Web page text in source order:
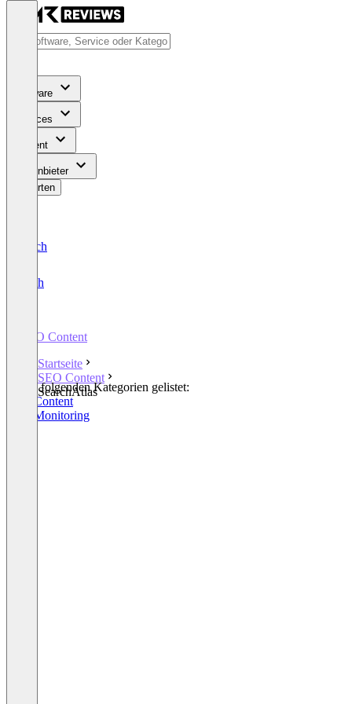
Software
Services
Content
Für Anbieter
Bewerten
Deutsch
English
SEO Content
Startseite
SEO Content
SearchAtlas
In den folgenden Kategorien gelistet:
SEO Content
SEO Monitoring